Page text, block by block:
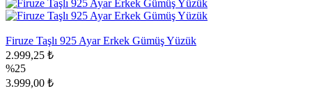
Firuze Taşlı 925 Ayar Erkek Gümüş Yüzük
2.999,25 ₺
%25
3.999,00 ₺